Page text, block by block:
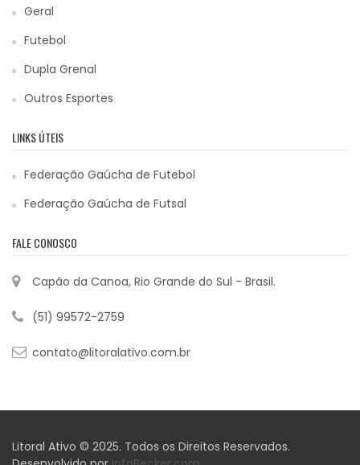
Geral
Futebol
Dupla Grenal
Outros Esportes
LINKS ÚTEIS
Federação Gaúcha de Futebol
Federação Gaúcha de Futsal
FALE CONOSCO
Capão da Canoa, Rio Grande do Sul - Brasil.
(51) 99572-2759
contato@litoralativo.com.br
Litoral Ativo © 2025. Todos os Direitos Reservados.